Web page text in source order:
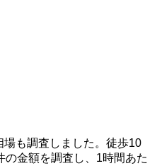
も調査しました。徒歩10
金額を調査し、1時間あた